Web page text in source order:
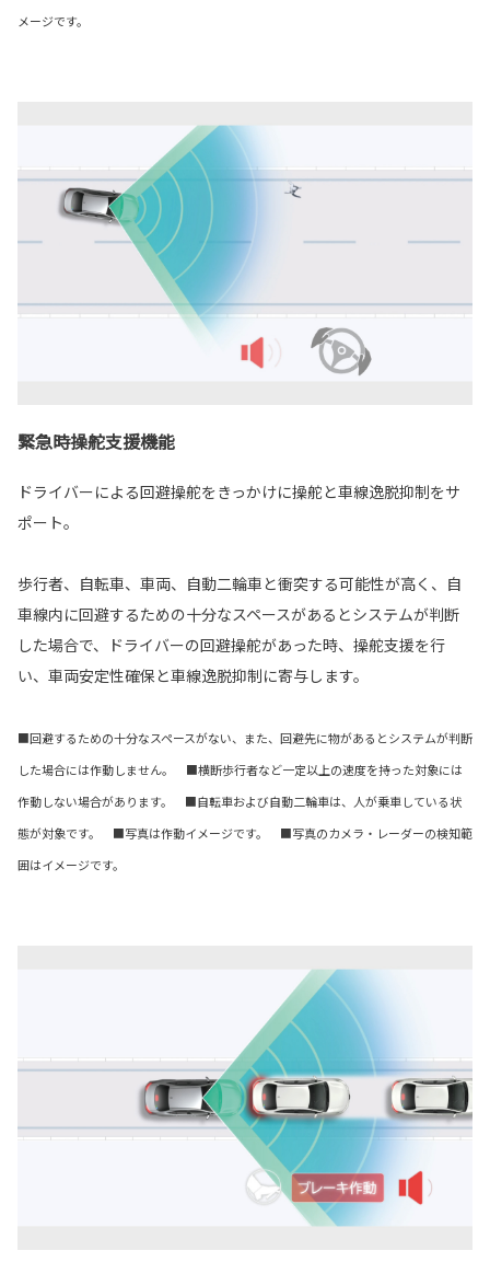
メージです。
緊急時操舵支援機能
ドライバーによる回避操舵をきっかけに操舵と車線逸脱抑制をサ
ポート。
歩行者、自転車、車両、自動二輪車と衝突する可能性が高く、自
車線内に回避するための十分なスペースがあるとシステムが判断
した場合で、ドライバーの回避操舵があった時、操舵支援を行
い、車両安定性確保と車線逸脱抑制に寄与します。
■回避するための十分なスペースがない、また、回避先に物があるとシステムが判断
した場合には作動しません。 ■横断歩行者など一定以上の速度を持った対象には
作動しない場合があります。 ■自転車および自動二輪車は、人が乗車している状
態が対象です。 ■写真は作動イメージです。 ■写真のカメラ・レーダーの検知範
囲はイメージです。